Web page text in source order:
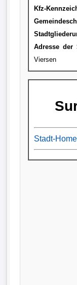
Kfz-
Adresse der
Viersen
Stadt-